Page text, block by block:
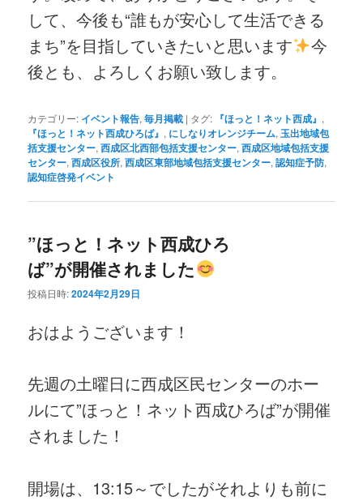
して、今後も“誰もが安心して生活できる
まち”を目指していきたいと思います
今
後とも、よろしくお願い致します。
カテゴリー: イベント報告,毎月掲載 | タグ: 『ほっと！ネット西成』 ,
『ほっと！ネット西成ひろば』 , にしなりオレンジチーム, 玉出地域包
括支援センター,西成区北西部包括支援センター,西成区地域包括支援
センター,西成区役所,西成区東部地域包括支援センター,認知症予防,
認知症啓発イベント
”ほっと！ネット西成ひろ
ば”が開催されました
投稿日時:2024年2月29日
おはようございます！
先週の土曜日に西成区民センターのホー
ルにて”ほっと！ネット西成ひろば”が開催
されました！
開場は、13:15～でしたがそれよりも前に